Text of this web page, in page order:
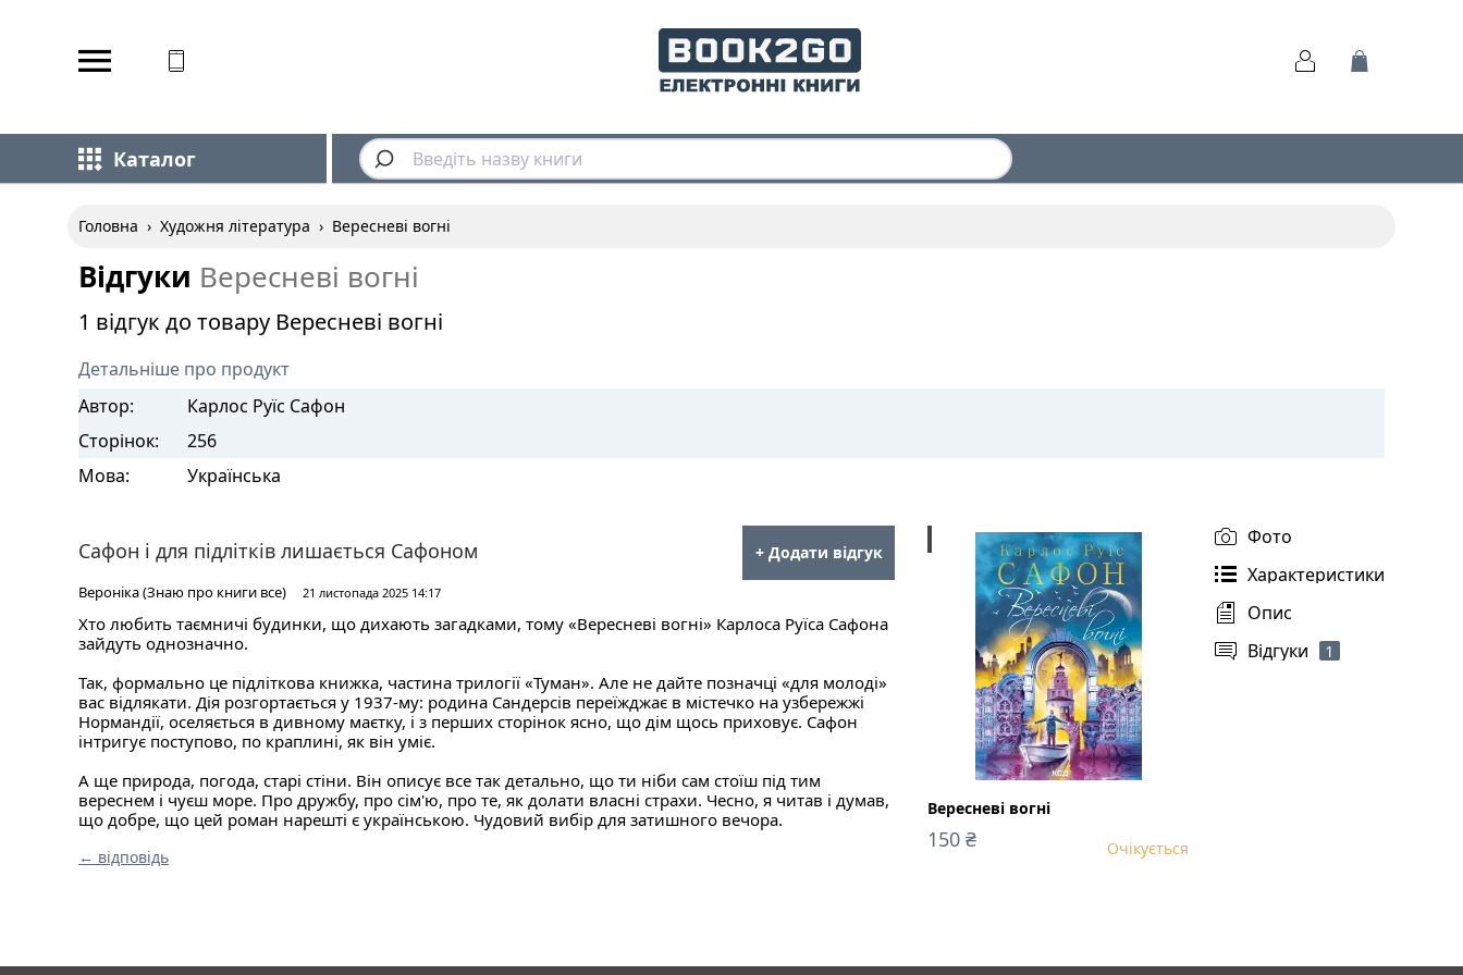
Каталог
Головна › Художня література › Вересневі вогні
Відгуки Вересневі вогні
1 відгук до товару Вересневі вогні
Детальніше про продукт
Автор:
Карлос Руїс Сафон
Сторінок:
256
Мова:
Українська
Фото
Характеристики
Опис
Відгуки
1
+ Додати відгук
Сафон і для підлітків лишається Сафоном
Вероніка (Знаю про книги все) 21 листопада 2025 14:17
Хто любить таємничі будинки, що дихають загадками, тому «Вересневі вогні» Карлоса Руїса Сафона
зайдуть однозначно.
Так, формально це підліткова книжка, частина трилогії «Туман». Але не дайте позначці «для молоді»
вас відлякати. Дія розгортається у 1937-му: родина Сандерсів переїжджає в містечко на узбережжі
Нормандії, оселяється в дивному маєтку, і з перших сторінок ясно, що дім щось приховує. Сафон
інтригує поступово, по краплині, як він уміє.
А ще природа, погода, старі стіни. Він описує все так детально, що ти ніби сам стоїш під тим
вереснем і чуєш море. Про дружбу, про сім'ю, про те, як долати власні страхи. Чесно, я читав і думав,
що добре, що цей роман нарешті є українською. Чудовий вибір для затишного вечора.
← відповідь
Вересневі вогні
150 ₴ Очікується